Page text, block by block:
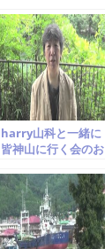
Cover Seisuke
Matsuyama
harry山科と一緒に
皆神山に行く会のお